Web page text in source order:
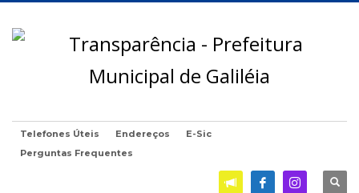
Telefones Úteis Endereços
E-Sic
Perguntas Frequentes